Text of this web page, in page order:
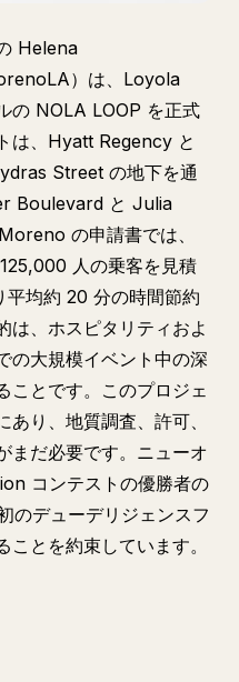
Helena
）は、Loyola
の NOLA LOOP を正式
は、Hyatt Regency と
Street の地下を通
Boulevard と Julia
の申請書では、
人の乗客を見積
平均約 20 分の時間節約
は、ホスピタリティおよ
の大規模イベント中の深
ことです。このプロジェ
り、地質調査、許可、
まだ必要です。ニューオ
コンテストの優勝者の
のデューデリジェンスフ
とを約束しています。